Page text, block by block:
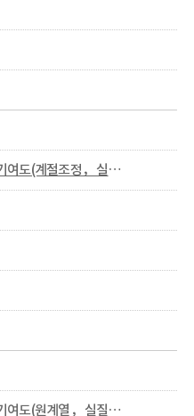
지출항목별 성장기여도(계절조정， 실질， 분기)
지출항목별 성장기여도(원계열， 실질， 분기 및 연간)